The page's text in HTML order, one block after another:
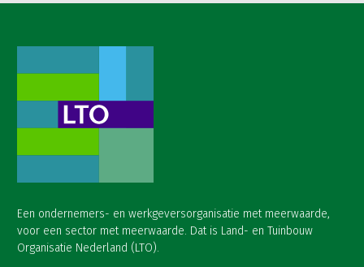
Een ondernemers- en werkgeversorganisatie met meerwaarde,
voor een sector met meerwaarde. Dat is Land- en Tuinbouw
Organisatie Nederland (LTO).